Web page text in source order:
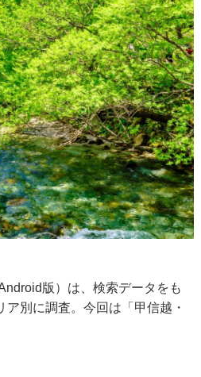
版）は、検索データをも
別に調査。今回は「甲信越・